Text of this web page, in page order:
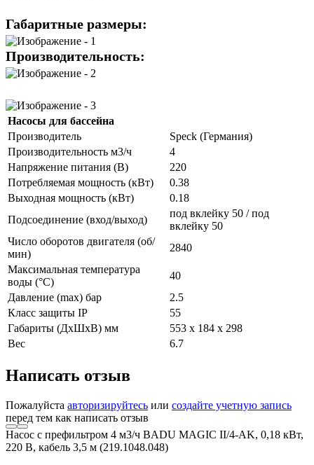
Габаритные размеры:
Производительность:
Насосы для бассейна
Производитель
Speck (Германия)
Производительность м3/ч
4
Напряжение питания (В)
220
Потребляемая мощность (кВт)
0.38
Выходная мощность (кВт)
0.18
Подсоединение (вход/выход)
под вклейку 50 / под
вклейку 50
Число оборотов двигателя (об/
мин)
2840
Максимальная температура
воды (°С)
40
Давление (max) бар
2.5
Класс защиты IP
55
Габариты (ДxШxВ) мм
553 x 184 x 298
Вес
6.7
Написать отзыв
Пожалуйста авторизируйтесь или создайте учетную запись
перед тем как написать отзыв
Насос с префильтром 4 м3/ч BADU MAGIC II/4-AK, 0,18 кВт,
220 В, кабель 3,5 м (219.1048.048)